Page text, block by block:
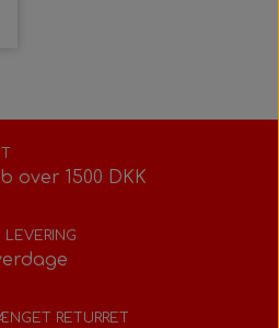
over 1500 DKK
LEVERING
RETURRET